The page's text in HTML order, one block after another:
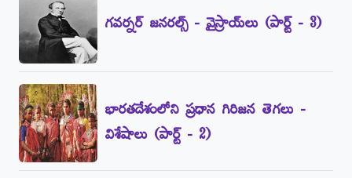
గవర్నర్‌ జనరల్స్‌ - వైస్రాయ్‌లు (పార్ట్‌ - 3)
భారతదేశంలోని ప్రధాన గిరిజన తెగలు -
విశేషాలు (పార్ట్‌ - 2)